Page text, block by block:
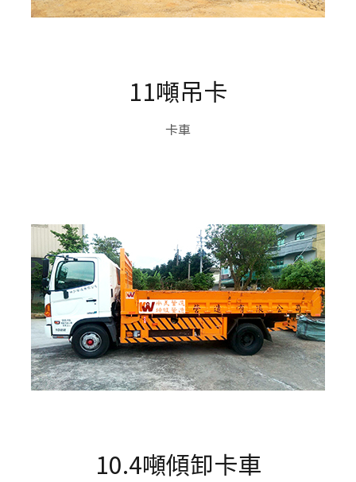
11噸吊卡
卡車
10.4噸傾卸卡車